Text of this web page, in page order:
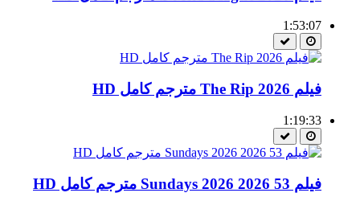
1:53:07
فيلم The Rip 2026 مترجم كامل HD
1:19:33
فيلم 53 Sundays 2026 2026 مترجم كامل HD